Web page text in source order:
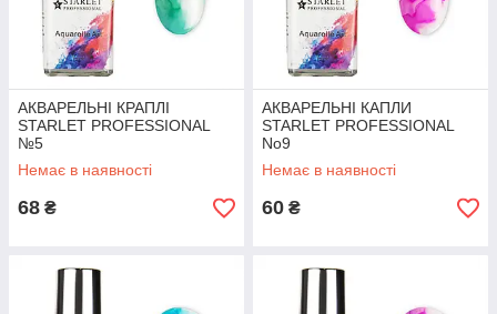
АКВАРЕЛЬНІ КРАПЛІ
STARLET PROFESSIONAL
№5
Немає в наявності
68 ₴
АКВАРЕЛЬНІ КАПЛИ
STARLET PROFESSIONAL
No9
Немає в наявності
60 ₴